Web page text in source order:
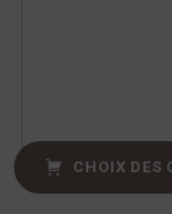
CHOIX DES